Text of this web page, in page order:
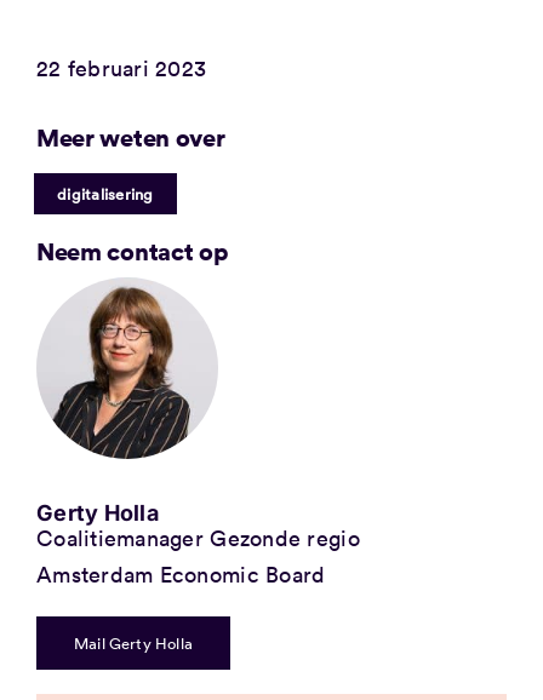
22 februari 2023
Meer weten over
digitalisering
Neem contact op
Gerty Holla
Coalitiemanager Gezonde regio
Amsterdam Economic Board
Mail Gerty Holla